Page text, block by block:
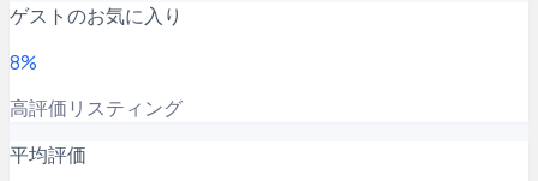
ゲストのお気に入り
8%
高評価リスティング
平均評価